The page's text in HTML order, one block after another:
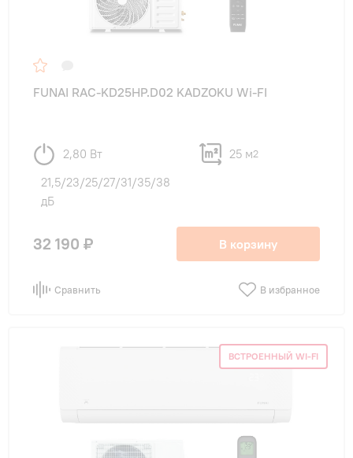
FUNAI RAC-KD25HP.D02 KADZOKU Wi-FI
2,80 Вт 25 м2
21,5/23/25/27/31/35/38
дБ
32 190 ₽ В корзину
Сравнить В избранное
ВСТРОЕННЫЙ WI-FI